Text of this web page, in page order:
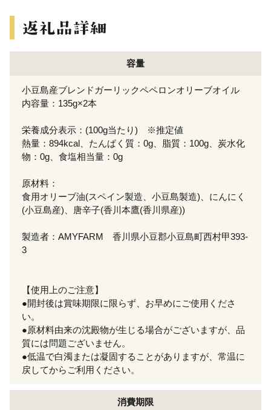
容量
小豆島産ブレンドガーリックペペロンオリーブオイル
内容量：135g×2本
栄養成分表示：(100g当たり) ※推定値
熱量：894kcal、たんぱく質：0g、脂質：100g、炭水化
物：0g、食塩相当量：0g
原材料：
食用オリーブ油(スペイン製造、小豆島製造)、にんにく
(小豆島産)、唐辛子(香川本鷹(香川県産))
製造者：AMYFARM 香川県小豆郡小豆島町西村甲393-
3
【使用上のご注意】
●開封後は賞味期限に限らず、お早めにご使用くださ
い。
●原材料由来の沈殿物が生じる場合がございますが、品
質には問題ございません。
●低温で白濁または凝固することがありますが、常温に
戻してからご利用ください。
消費期限